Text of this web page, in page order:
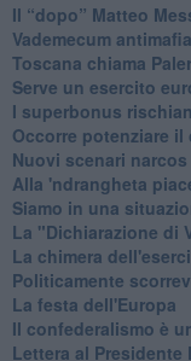
Il “dopo” Matteo
Vademecum
Toscana chiama
Serve un esercito
I superbonus
Occorre potenziare
​Nuovi scenari narcos
Alla 'ndrangheta
Siamo in una
La "Dichiarazione di
La chimera
Politicamente
La festa dell'Europa
Il confederalismo è
Lettera al Presidente